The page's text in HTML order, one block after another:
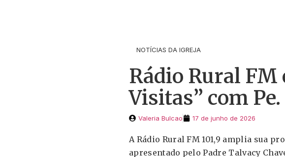
NOTÍCIAS DA IGREJA
Rádio Rural FM
Visitas” com
Valeria Bulcao 17 de junho de 2026
A Rádio Rural FM 101,9 amplia sua
apresentado pelo Padre Talvacy